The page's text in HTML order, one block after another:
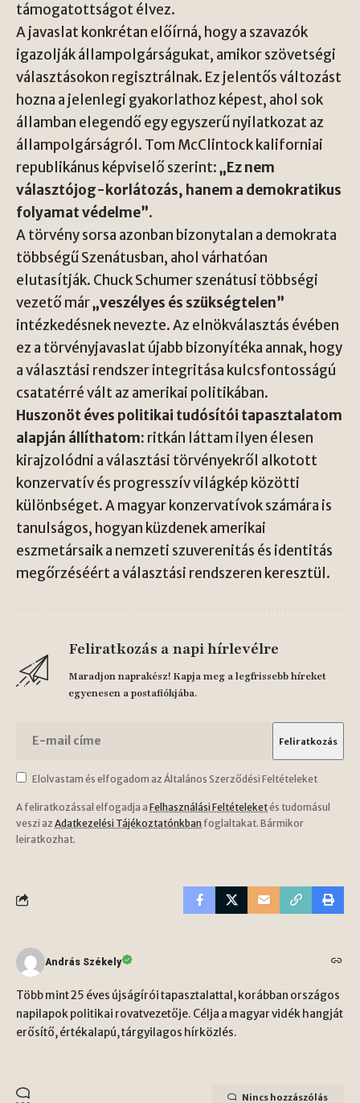
támogatottságot élvez.
A javaslat konkrétan előírná, hogy a szavazók
igazolják állampolgárságukat, amikor szövetségi
választásokon regisztrálnak. Ez jelentős változást
hozna a jelenlegi gyakorlathoz képest, ahol sok
államban elegendő egy egyszerű nyilatkozat az
állampolgárságról. Tom McClintock kaliforniai
republikánus képviselő szerint:„Ez nem
választójog-korlátozás, hanem a demokratikus
folyamat védelme”.
A törvény sorsa azonban bizonytalan a demokrata
többségű Szenátusban, ahol várhatóan
elutasítják. Chuck Schumer szenátusi többségi
vezető már„veszélyes és szükségtelen”
intézkedésnek nevezte. Az elnökválasztás évében
ez a törvényjavaslat újabb bizonyítéka annak, hogy
a választási rendszer integritása kulcsfontosságú
csatatérré vált az amerikai politikában.
Huszonöt éves politikai tudósítói tapasztalatom
alapján állíthatom: ritkán láttam ilyen élesen
kirajzolódni a választási törvényekről alkotott
konzervatív és progresszív világkép közötti
különbséget. A magyar konzervatívok számára is
tanulságos, hogyan küzdenek amerikai
eszmetársaik a nemzeti szuverenitás és identitás
megőrzéséért a választási rendszeren keresztül.
Feliratkozás a napi hírlevélre
Maradjon naprakész! Kapja meg a legfrissebb híreket
egyenesen a postafiókjába.
Elolvastam és elfogadom az Általános Szerződési Feltételeket
A feliratkozással elfogadja a Felhasználási Feltételeketés tudomásul
veszi az Adatkezelési Tájékoztatónkban foglaltakat. Bármikor
leiratkozhat.
András Székely
Több mint 25 éves újságírói tapasztalattal, korábban országos
napilapok politikai rovatvezetője. Célja a magyar vidék hangját
erősítő, értékalapú, tárgyilagos hírközlés.
Nincs hozzászólás